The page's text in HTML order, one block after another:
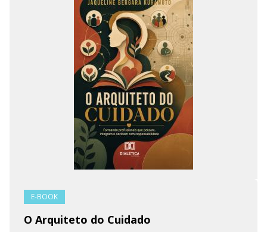
E-BOOK
O Arquiteto do Cuidado